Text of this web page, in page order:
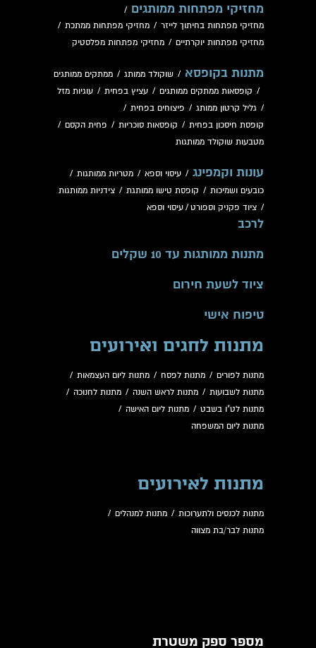
מחזיקי מפתחות ממותגים /
מחזיקי מפתחות בחיתוך לייזר / מחזיקי מפתחות ממתכת /
מחזיקי מפתחות יוקרתיים / מחזיקי מפתחות מפלסטיק
מתנות בקופסא / שוקולד ממותג / ממתקים ממותגים
/ קופסאות ממתקים ממותגים / עציץ בפחית / עוגיות מזל
/ גליל קרטון ממותג / פיצוחים בפחית /
קופסת חיסכון בפחית / קופסאות סוכריות / פחית הקסם /
מטבעות שוקולד ממותגות
עונות וקמפינג / עיסוי וספא / מטריות ממותגות /
כובעים ושמיכות / קופסת טישו ממותגת / צידניות ממותגות
/ ציוד פקניק וספורט / עיסוי וספא
לרכב
מתנות ממותגות עד 10 שקלים
ציוד לשעת חירום
טיפוח אישי
מתנות לחגים ואירועים
מתנות לפורים / מתנות לפסח / מתנות ליום העצמאות /
מתנות לשבועות / מתנות לראש השנה / מתנות לחנוכה /
מתנות לט"ו בשבט / מתנות ליום האישה /
מתנות ליום המשפחה
מתנות לאירועים
מתנות לכנסים ולתערוכות / מתנות למנהלים /
מתנות לבר/בת מצווה
מספר ספק משטרת